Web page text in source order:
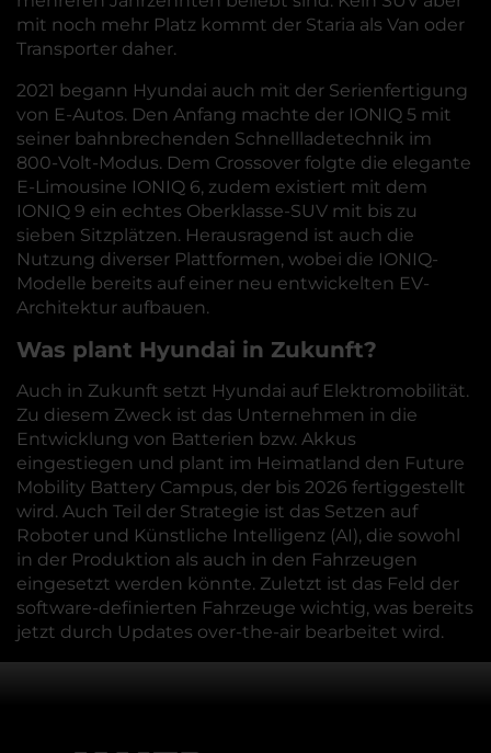
mit noch mehr Platz kommt der Staria als Van oder
Transporter daher.
2021 begann Hyundai auch mit der Serienfertigung
von E-Autos. Den Anfang machte der IONIQ 5 mit
seiner bahnbrechenden Schnellladetechnik im
800-Volt-Modus. Dem Crossover folgte die elegante
E-Limousine IONIQ 6, zudem existiert mit dem
IONIQ 9 ein echtes Oberklasse-SUV mit bis zu
sieben Sitzplätzen. Herausragend ist auch die
Nutzung diverser Plattformen, wobei die IONIQ-
Modelle bereits auf einer neu entwickelten EV-
Architektur aufbauen.
Was plant Hyundai in Zukunft?
Auch in Zukunft setzt Hyundai auf Elektromobilität.
Zu diesem Zweck ist das Unternehmen in die
Entwicklung von Batterien bzw. Akkus
eingestiegen und plant im Heimatland den Future
Mobility Battery Campus, der bis 2026 fertiggestellt
wird. Auch Teil der Strategie ist das Setzen auf
Roboter und Künstliche Intelligenz (AI), die sowohl
in der Produktion als auch in den Fahrzeugen
eingesetzt werden könnte. Zuletzt ist das Feld der
software-definierten Fahrzeuge wichtig, was bereits
jetzt durch Updates over-the-air bearbeitet wird.